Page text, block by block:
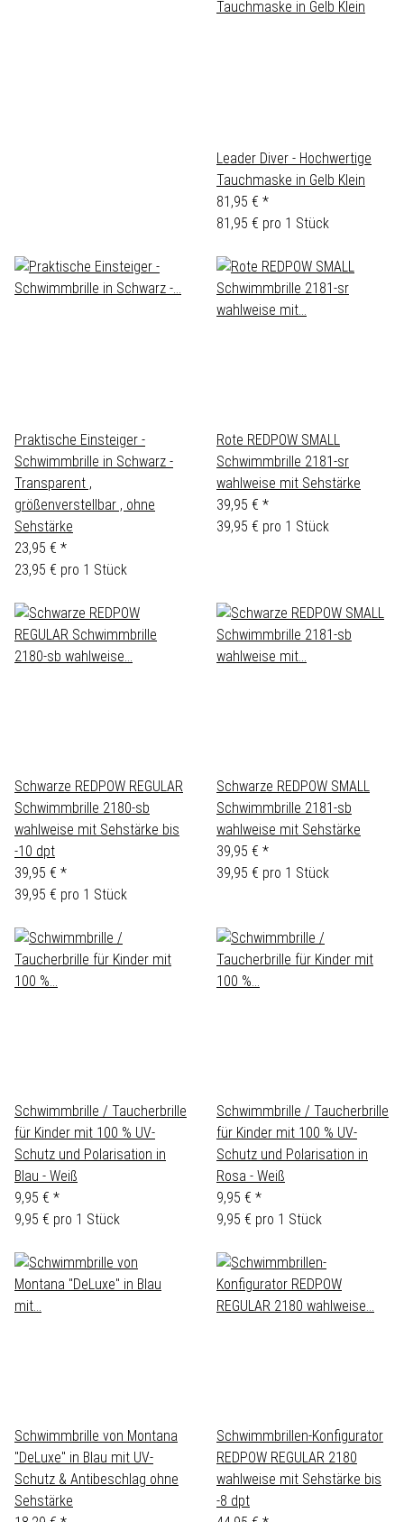
Leader Diver - Hochwertige
Tauchmaske in Gelb Klein
81,95 € *
81,95 € pro 1 Stück
Praktische Einsteiger -
Schwimmbrille in Schwarz -
Transparent ,
größenverstellbar , ohne
Sehstärke
23,95 € *
23,95 € pro 1 Stück
Rote REDPOW SMALL
Schwimmbrille 2181-sr
wahlweise mit Sehstärke
39,95 € *
39,95 € pro 1 Stück
Schwarze REDPOW REGULAR
Schwimmbrille 2180-sb
wahlweise mit Sehstärke bis
-10 dpt
39,95 € *
39,95 € pro 1 Stück
Schwarze REDPOW SMALL
Schwimmbrille 2181-sb
wahlweise mit Sehstärke
39,95 € *
39,95 € pro 1 Stück
Schwimmbrille / Taucherbrille
für Kinder mit 100 % UV-
Schutz und Polarisation in
Blau - Weiß
9,95 € *
9,95 € pro 1 Stück
Schwimmbrille / Taucherbrille
für Kinder mit 100 % UV-
Schutz und Polarisation in
Rosa - Weiß
9,95 € *
9,95 € pro 1 Stück
Schwimmbrille von Montana
"DeLuxe" in Blau mit UV-
Schutz & Antibeschlag ohne
Sehstärke
Schwimmbrillen-Konfigurator
REDPOW REGULAR 2180
wahlweise mit Sehstärke bis
-8 dpt